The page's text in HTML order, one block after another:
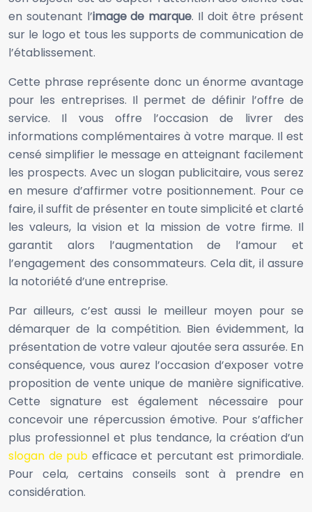
en soutenant l’image de marque. Il doit être présent
sur le logo et tous les supports de communication de
l’établissement.
Cette phrase représente donc un énorme avantage
pour les entreprises. Il permet de définir l’offre de
service. Il vous offre l’occasion de livrer des
informations complémentaires à votre marque. Il est
censé simplifier le message en atteignant facilement
les prospects. Avec un slogan publicitaire, vous serez
en mesure d’affirmer votre positionnement. Pour ce
faire, il suffit de présenter en toute simplicité et clarté
les valeurs, la vision et la mission de votre firme. Il
garantit alors l’augmentation de l’amour et
l’engagement des consommateurs. Cela dit, il assure
la notoriété d’une entreprise.
Par ailleurs, c’est aussi le meilleur moyen pour se
démarquer de la compétition. Bien évidemment, la
présentation de votre valeur ajoutée sera assurée. En
conséquence, vous aurez l’occasion d’exposer votre
proposition de vente unique de manière significative.
Cette signature est également nécessaire pour
concevoir une répercussion émotive. Pour s’afficher
plus professionnel et plus tendance, la création d’un
slogan de pub efficace et percutant est primordiale.
Pour cela, certains conseils sont à prendre en
considération.